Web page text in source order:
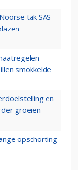
tak SAS
smokkelde
en
groeien
opschorting